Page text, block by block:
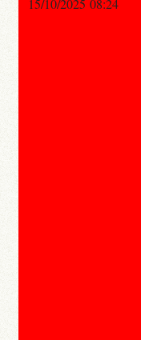
15/10/2025 08:24